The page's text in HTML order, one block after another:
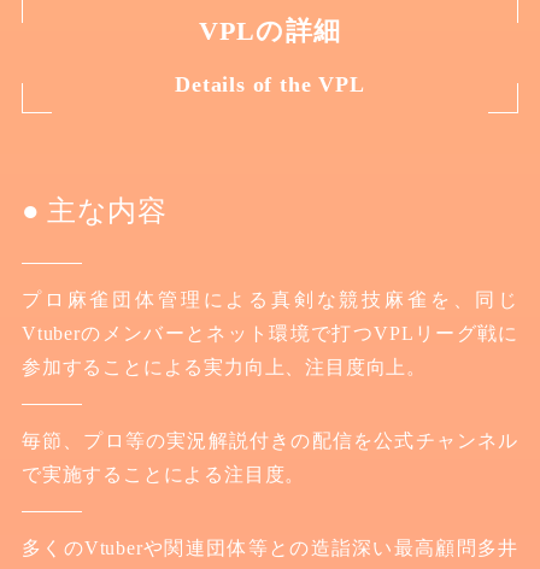
VPLの詳細
Details of the VPL
主な内容
プロ麻雀団体管理による真剣な競技麻雀を、同じ
Vtuberのメンバーとネット環境で打つVPLリーグ戦に
参加することによる実力向上、注目度向上。
毎節、プロ等の実況解説付きの配信を公式チャンネル
で実施することによる注目度。
多くのVtuberや関連団体等との造詣深い最高顧問多井